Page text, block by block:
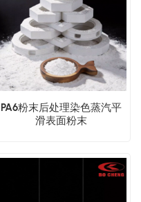
PA6粉末后处理染色蒸汽平
滑表面粉末